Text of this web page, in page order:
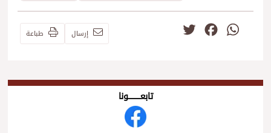
WhatsApp
Facebook إرسال طباعة
تابعــــــــــونا